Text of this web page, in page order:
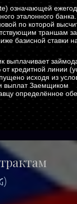
означающей
эталонного
по которой
траншам
базисной ставки
выплачивает
кредитной линии
исходя из
выплат Заемщиком
определённое